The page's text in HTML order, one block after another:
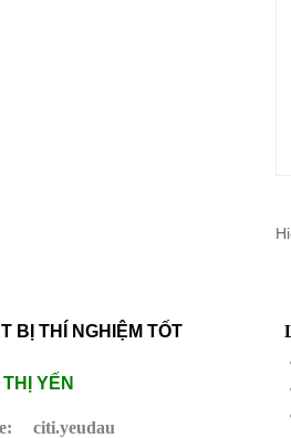
BỊ THÍ NGHIỆM TỐT
YẾN
citi.yeudau